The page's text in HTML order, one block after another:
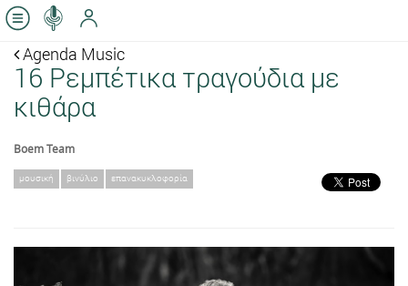
Agenda Music
16 Ρεμπέτικα τραγούδια με
κιθάρα
Boem Team
μουσική βινύλιο επανακυκλοφορία